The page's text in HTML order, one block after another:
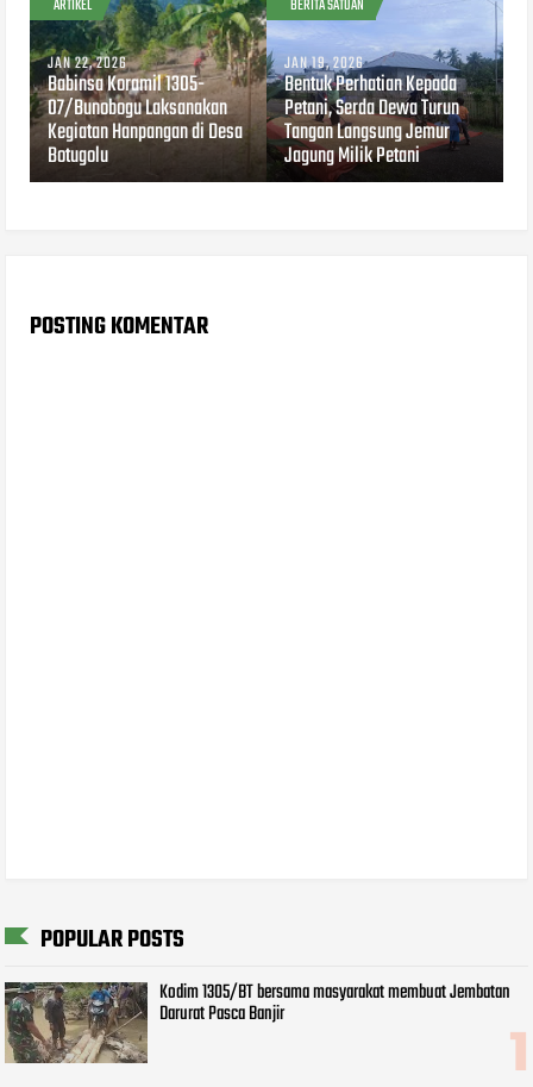
ARTIKEL
JAN 22, 2026
Babinsa Koramil 1305-
07/Bunobogu Laksanakan
Kegiatan Hanpangan di Desa
Botugolu
BERITA SATUAN
JAN 19, 2026
Bentuk Perhatian Kepada
Petani, Serda Dewa Turun
Tangan Langsung Jemur
Jagung Milik Petani
POSTING KOMENTAR
POPULAR POSTS
Kodim 1305/BT bersama masyarakat membuat Jembatan
Darurat Pasca Banjir